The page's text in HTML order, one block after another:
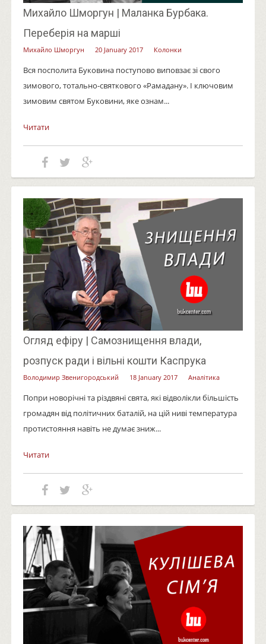
Михайло Шморгун | Маланка Бурбака.
Переберія на марші
Михайло Шморгун 20 January 2017 Колонки
Вся посполита Буковина поступово виповзає зі свого
зимового, тотально-святкового «Рамадану». І ключовим
зимовим святом Буковини, яке ознам...
Читати
Огляд ефіру | Самознищення влади,
розпуск ради і вільні кошти Каспрука
Володимир Звенигородський 18 January 2017 Аналітика
Попри новорічні та різдвяні свята, які відволікли більшість
громадян від політичних баталій, на цій ниві температура
протистояння навіть не думає зниж...
Читати